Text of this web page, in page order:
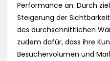
Performance an. Durch
Steigerung der
des durchschnittlichen
zudem dafür, dass ihre
Besuchervolumen und